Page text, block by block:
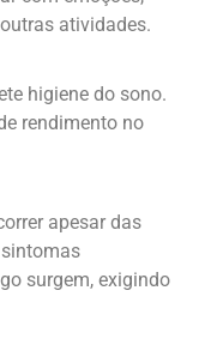
atividades.
higiene do sono.
rendimento no
apesar das
surgem, exigindo